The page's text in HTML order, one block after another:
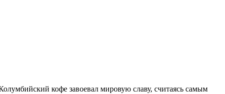
кофе завоевал мировую славу, считаясь самым